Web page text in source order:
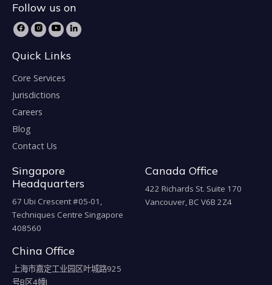
Follow us on
Quick Links
Core Services
Jurisdictions
Careers
Blog
Contact Us
Singapore
Headquarters
67 Ubi Crescent #05-01,
Techniques Centre Singapore
408560
Canada Office
422 Richards St. Suite 170
Vancouver, BC V6B 2Z4
China Office
上海市嘉定工业园区叶城路925
号B区4幢J